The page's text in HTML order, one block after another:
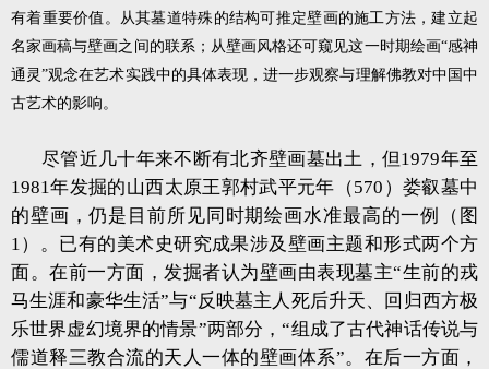
有着重要价值。从其墓道特殊的结构可推定壁画的施工方法，建立起
名家画稿与壁画之间的联系；从壁画风格还可窥见这一时期绘画“感神
通灵”观念在艺术实践中的具体表现，进一步观察与理解佛教对中国中
古艺术的影响。
尽管近几十年来不断有北齐壁画墓出土，但1979年至
1981年发掘的山西太原王郭村武平元年（570）娄叡墓中
的壁画，仍是目前所见同时期绘画水准最高的一例（图
1）。已有的美术史研究成果涉及壁画主题和形式两个方
面。在前一方面，发掘者认为壁画由表现墓主“生前的戎
马生涯和豪华生活”与“反映墓主人死后升天、回归西方极
乐世界虚幻境界的情景”两部分，“组成了古代神话传说与
儒道释三教合流的天人一体的壁画体系”。在后一方面，